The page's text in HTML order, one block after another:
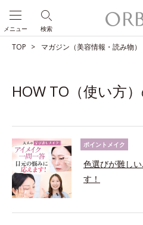
検索
メニュー
TOP マガジン（美容情報・読み物）
HOW TO（使い方
ポイントメイク
色選びが難し
す！